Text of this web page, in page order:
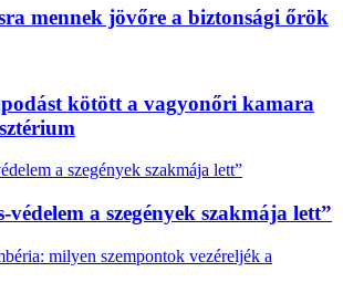
mennek jövőre a biztonsági őrök
kötött a vagyonőri kamara
védelem a szegények szakmája lett”